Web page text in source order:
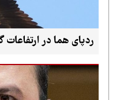
ردپای هما در ارتفاعات گیلان